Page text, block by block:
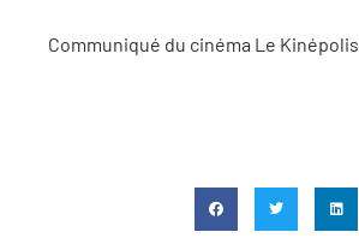
Communiqué du cinéma Le Kinépolis